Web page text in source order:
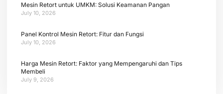
Mesin Retort untuk UMKM: Solusi Keamanan Pangan
July 10, 2026
Panel Kontrol Mesin Retort: Fitur dan Fungsi
July 10, 2026
Harga Mesin Retort: Faktor yang Mempengaruhi dan Tips
Membeli
July 9, 2026